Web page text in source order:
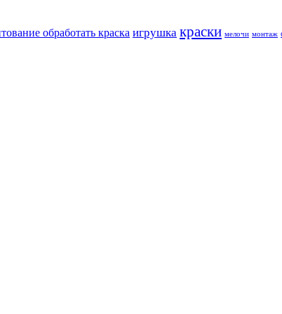
обработать краска игрушка краски мелочи монтаж